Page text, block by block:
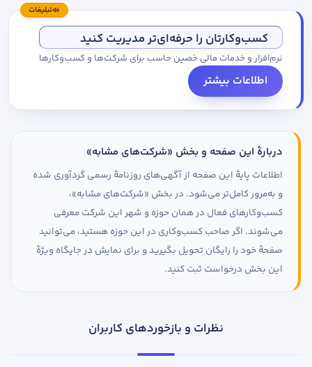
تبلیغات
کسب‌وکارتان را حرفه‌ای‌تر مدیریت کنید
نرم‌افزار و خدمات مالی حَصین حاسب برای شرکت‌ها و کسب‌وکارها
اطلاعات بیشتر
دربارهٔ این صفحه و بخش «شرکت‌های مشابه»
اطلاعات پایهٔ این صفحه از آگهی‌های روزنامهٔ رسمی گردآوری شده
و به‌مرور کامل‌تر می‌شود. در بخش «شرکت‌های مشابه»،
کسب‌وکارهای فعال در همان حوزه و شهر این شرکت معرفی
می‌شوند. اگر صاحب کسب‌وکاری در این حوزه هستید، می‌توانید
صفحهٔ خود را رایگان تحویل بگیرید و برای نمایش در جایگاه ویژهٔ
این بخش درخواست ثبت کنید.
نظرات و بازخوردهای کاربران